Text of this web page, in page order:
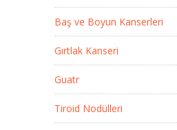
Baş ve Boyun Kanserleri
Gırtlak Kanseri
Guatr
Tiroid Nodülleri